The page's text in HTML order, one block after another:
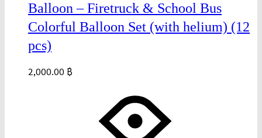
Balloon – Firetruck & School Bus
Colorful Balloon Set (with helium) (12
pcs)
2,000.00 ฿